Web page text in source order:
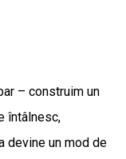
– construim un
întâlnesc,
devine un mod de